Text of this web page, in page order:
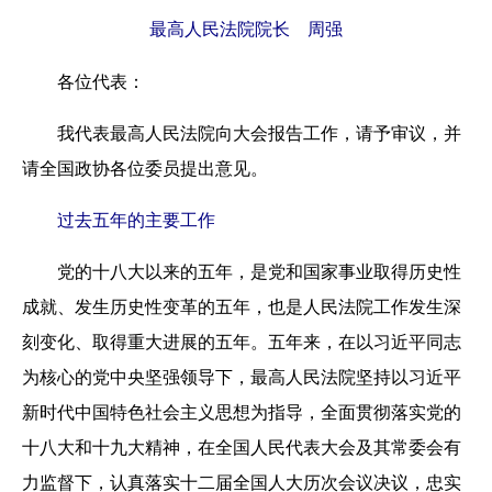
最高人民法院院长 周强
各位代表：
我代表最高人民法院向大会报告工作，请予审议，并
请全国政协各位委员提出意见。
过去五年的主要工作
党的十八大以来的五年，是党和国家事业取得历史性
成就、发生历史性变革的五年，也是人民法院工作发生深
刻变化、取得重大进展的五年。五年来，在以习近平同志
为核心的党中央坚强领导下，最高人民法院坚持以习近平
新时代中国特色社会主义思想为指导，全面贯彻落实党的
十八大和十九大精神，在全国人民代表大会及其常委会有
力监督下，认真落实十二届全国人大历次会议决议，忠实